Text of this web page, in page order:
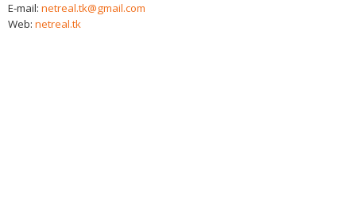
E-mail: netreal.tk@gmail.com
Web: netreal.tk